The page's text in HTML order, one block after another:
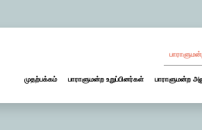
முதற்பக்கம் பாராளுமன்ற உறுப்பினர்கள் பாராளுமன்ற